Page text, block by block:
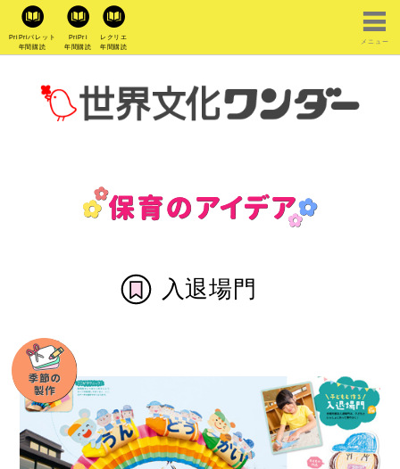
PriPriパレット
年間購読
PriPri
年間購読
レクリエ
年間購読
メニュー
入退場門